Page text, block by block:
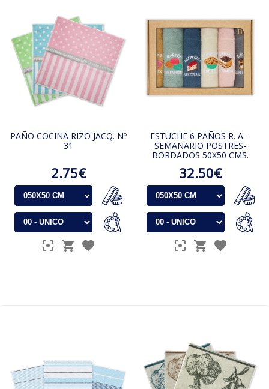
PAÑO COCINA RIZO JACQ. Nº
31
2.75€
ESTUCHE 6 PAÑOS R. A. -
SEMANARIO POSTRES-
BORDADOS 50X50 CMS.
32.50€